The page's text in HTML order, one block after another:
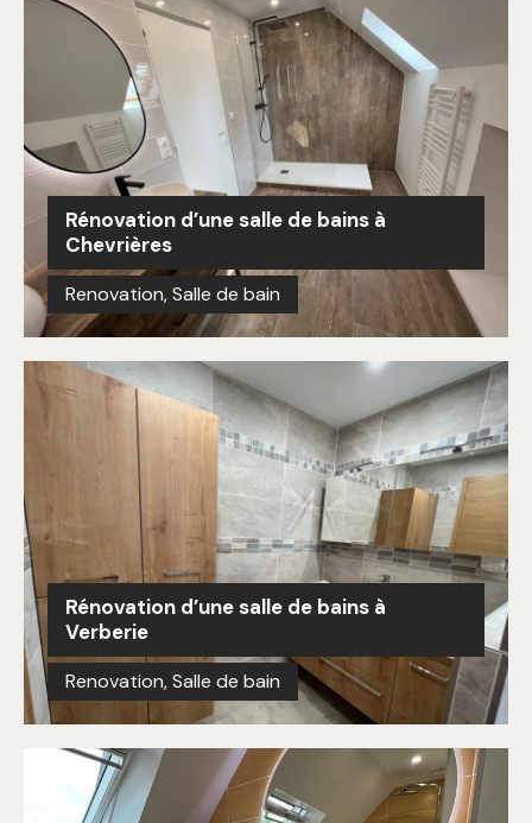
Rénovation d’une salle de bains à
Chevrières
Renovation,Salle de bain
Rénovation d’une salle de bains à
Verberie
Renovation,Salle de bain